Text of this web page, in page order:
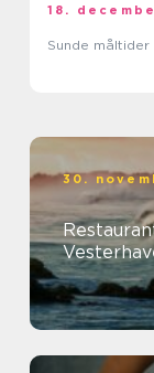
18.
Sunde
30.